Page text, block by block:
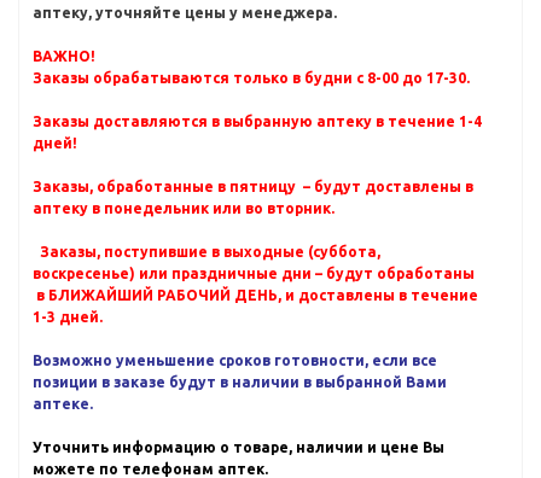
аптеку, уточняйте цены у менеджера.
ВАЖНО!
Заказы обрабатываются только в будни с 8-00 до 17-30.
Заказы доставляются в выбранную аптеку в течение 1-4
дней!
Заказы, обработанные в пятницу – будут доставлены в
аптеку в понедельник или во вторник.
Заказы, поступившие в выходные (суббота,
воскресенье) или праздничные дни – будут обработаны
в БЛИЖАЙШИЙ РАБОЧИЙ ДЕНЬ, и доставлены в течение
1-3 дней.
Возможно уменьшение сроков готовности, если все
позиции в заказе будут в наличии в выбранной Вами
аптеке.
Уточнить информацию о товаре, наличии и цене Вы
можете по телефонам аптек.